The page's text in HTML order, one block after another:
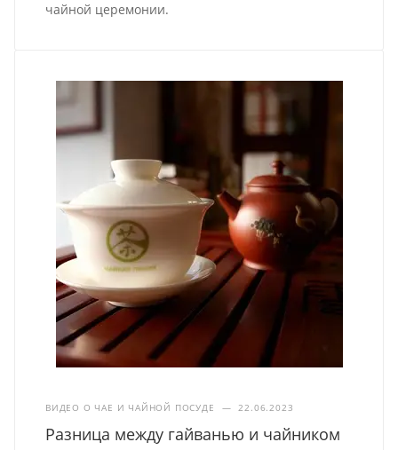
чайной церемонии.
ВИДЕО О ЧАЕ И ЧАЙНОЙ ПОСУДЕ — 22.06.2023
Разница между гайванью и чайником